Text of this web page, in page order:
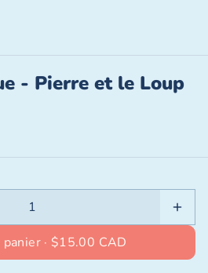
- Pierre et le Loup
Ajouter au panier · $15.00 CAD